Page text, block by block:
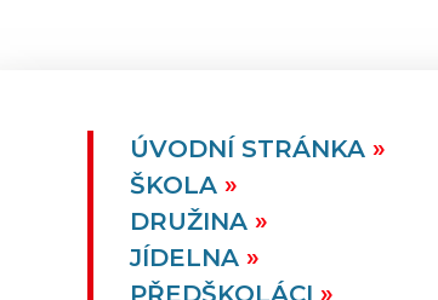
ÚVODNÍ STRÁNKA
ŠKOLA
DRUŽINA
JÍDELNA
PŘEDŠKOLÁCI